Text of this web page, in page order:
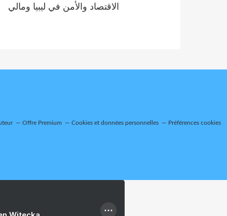
الاقتصاد والأمن في ليبيا ومالي
Offre Premium Cookies et données personnelles Préférences cookies